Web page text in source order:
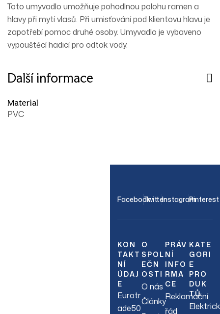
Toto umyvadlo umožňuje pohodlnou polohu ramen a
hlavy při mytí vlasů. Při umisťování pod klientovu hlavu je
zapotřebí pomoc druhé osoby. Umyvadlo je vybaveno
vypouštěcí hadicí pro odtok vody.
Další informace
Material
PVC
FacebookTwitterInstagramPinterest
KON
TAKT
NÍ
ÚDAJ
E
Eurotr
ade50
O
SPOL
EČN
OSTI
O nás
Články
PRÁV
NÍ
INFO
RMA
CE
Reklamační
řád
KATE
GORI
E
PRO
DUK
TŮ